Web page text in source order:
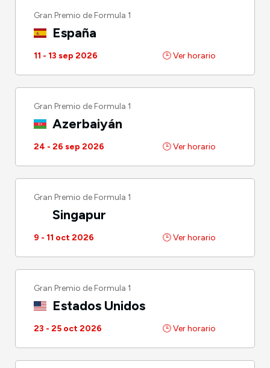
Gran Premio de Formula 1
España
11 - 13 sep 2026 🕒 Ver horario
Gran Premio de Formula 1
Azerbaiyán
24 - 26 sep 2026 🕒 Ver horario
Gran Premio de Formula 1
Singapur
9 - 11 oct 2026 🕒 Ver horario
Gran Premio de Formula 1
Estados Unidos
23 - 25 oct 2026 🕒 Ver horario